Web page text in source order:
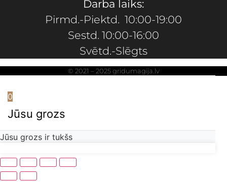
Darba laiks:
Pirmd.-Piektd. 10:00-19:00
Sestd. 10:00-16:00
Svētd.-Slēgts
© 2021 – 2025 gridumagija.lv
0
Jūsu grozs
Jūsu grozs ir tukšs